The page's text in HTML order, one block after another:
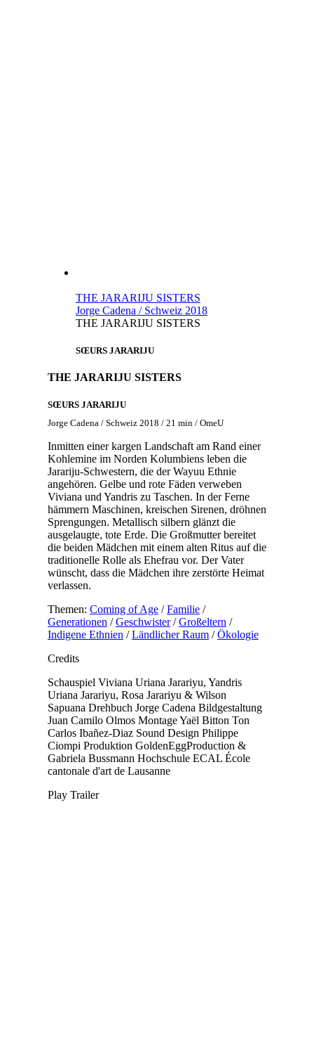
THE JARARIJU SISTERS
Jorge Cadena / Schweiz 2018
THE JARARIJU SISTERS
SŒURS JARARIJU
THE JARARIJU SISTERS
SŒURS JARARIJU
Jorge Cadena / Schweiz 2018 / 21 min / OmeU
Inmitten einer kargen Landschaft am Rand einer
Kohlemine im Norden Kolumbiens leben die
Jarariju-Schwestern, die der Wayuu Ethnie
angehören. Gelbe und rote Fäden verweben
Viviana und Yandris zu Taschen. In der Ferne
hämmern Maschinen, kreischen Sirenen, dröhnen
Sprengungen. Metallisch silbern glänzt die
ausgelaugte, tote Erde. Die Großmutter bereitet
die beiden Mädchen mit einem alten Ritus auf die
traditionelle Rolle als Ehefrau vor. Der Vater
wünscht, dass die Mädchen ihre zerstörte Heimat
verlassen.
Themen: Coming of Age/Familie/
Generationen /Geschwister/Großeltern /
Indigene Ethnien /Ländlicher Raum/Ökologie
Credits
Schauspiel Viviana Uriana Jarariyu, Yandris
Uriana Jarariyu, Rosa Jarariyu & Wilson
Sapuana Drehbuch Jorge Cadena Bildgestaltung
Juan Camilo Olmos MontageYaël Bitton Ton
Carlos Ibañez-Diaz Sound Design Philippe
Ciompi Produktion GoldenEggProduction &
Gabriela Bussmann Hochschule ECAL École
cantonale d'art de Lausanne
Play Trailer